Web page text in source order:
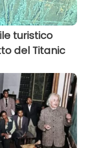
turistico
del Titanic